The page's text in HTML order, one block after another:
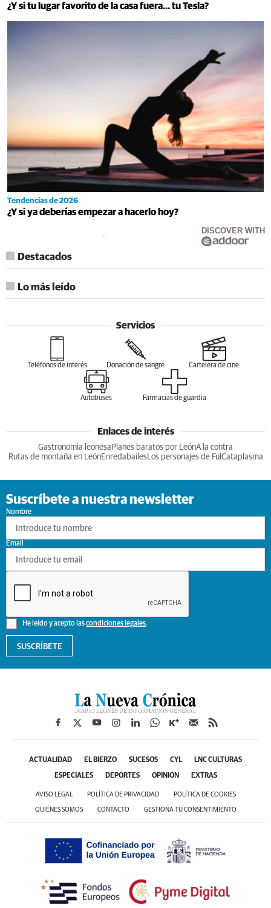
¿Y si tu lugar favorito de la casa fuera… tu Tesla?
Tendencias de 2026
¿Y si ya deberías empezar a hacerlo hoy?
DISCOVER WITH
Destacados
Lo más leído
Servicios
Teléfonos de interés Donación de sangre Cartelera de cine
Autobuses Farmacias de guardia
Enlaces de interés
Gastronomia leonesa Planes baratos por LeónA la contra
Rutas de montaña en LeónEnredabailesLos personajes de Ful Cataplasma
Suscríbete a nuestra newsletter
Nombre
He leído y acepto lascondiciones legales.
Email
SUSCRÍBETE
ACTUALIDAD EL BIERZO SUCESOS CYL LNC CULTURAS
ESPECIALES DEPORTES OPINIÓN EXTRAS
AVISO LEGAL POLÍTICA DE PRIVACIDAD POLÍTICA DE COOKIES
QUIÉNES SOMOS CONTACTO GESTIONA TU CONSENTIMIENTO